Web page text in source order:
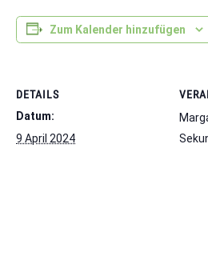
Zum Kalender hinzufügen
DETAILS
Datum:
9 April 2024